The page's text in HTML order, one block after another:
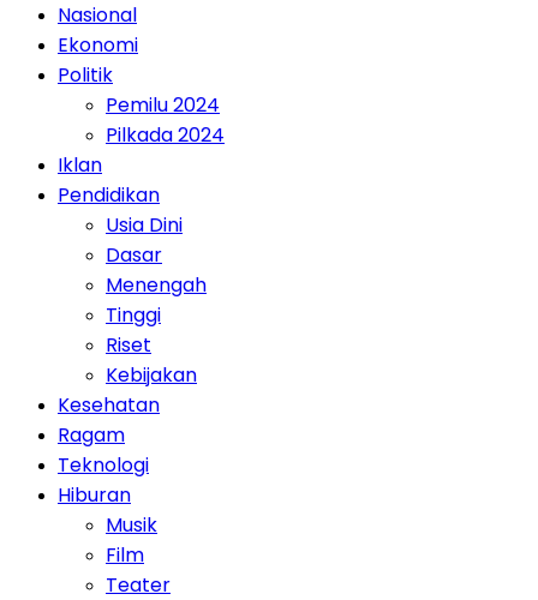
Nasional
Ekonomi
Politik
Pemilu 2024
Pilkada 2024
Iklan
Pendidikan
Usia Dini
Dasar
Menengah
Tinggi
Riset
Kebijakan
Kesehatan
Ragam
Teknologi
Hiburan
Musik
Film
Teater